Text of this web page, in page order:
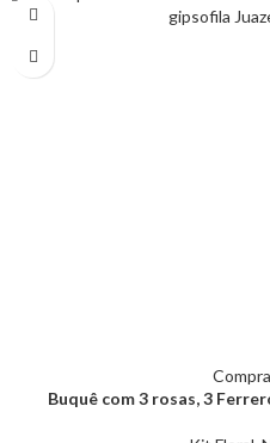
Buquê com 3 rosas, 3